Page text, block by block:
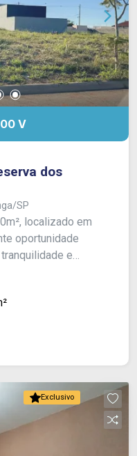
V
SP
localizado em
oportunidade
e
e infraestrutura
estar aos
Exclusivo